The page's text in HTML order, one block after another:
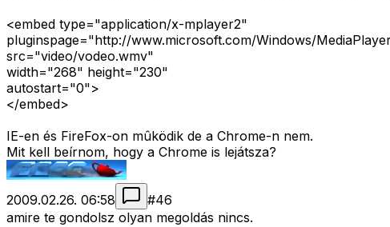
<embed type="application/x-mplayer2"
pluginspage="http://www.microsoft.com/Windows/
src="video/vodeo.wmv"
width="268" height="230"
autostart="0">
</embed>
IE-en és FireFox-on mûködik de a Chrome-n nem.
Mit kell beírnom, hogy a Chrome is lejátsza?
2009.02.26. 06:58 #46
amire te gondolsz olyan megoldás nincs.